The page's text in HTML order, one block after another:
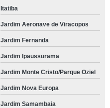
Itatiba
Jardim Aeronave de Viracopos
Jardim Fernanda
Jardim Ipaussurama
Jardim Monte Cristo/Parque Oziel
Jardim Nova Europa
Jardim Samambaia